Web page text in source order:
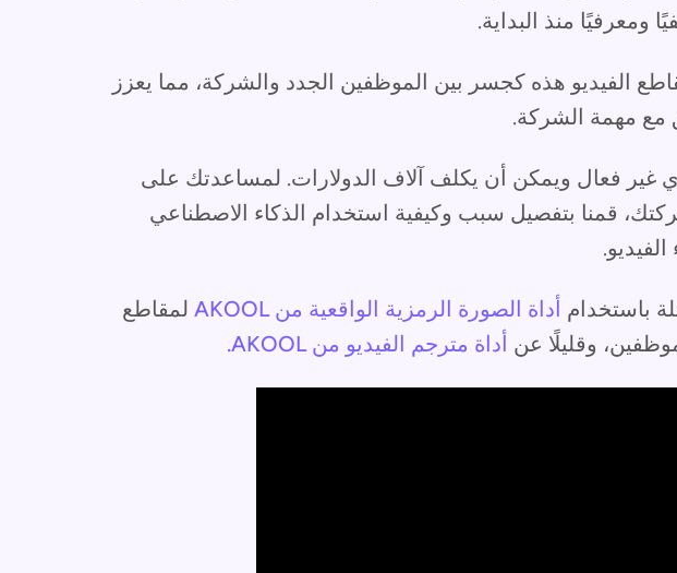
ومعرفيًا منذ البداية.
الفيديو هذه كجسر بين الموظفين الجدد والشركة، مما يعزز
مع مهمة الشركة.
غير فعال ويمكن أن يكلف آلاف الدولارات. لمساعدتك على
قمنا بتفصيل سبب وكيفية استخدام الذكاء الاصطناعي
باستخدام أداة الصورة الرمزية الواقعية من AKOOL
لمقاطع
وقليلًا عن أداة مترجم الفيديو من AKOOL.